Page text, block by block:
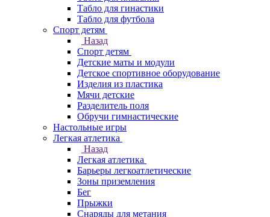
Табло для гинастики
Табло для футбола
Спорт детям
Назад
Спорт детям
Детские маты и модули
Детское спортивное оборудование
Изделия из пластика
Мячи детские
Разделитель поля
Обручи гимнастические
Настольные игры
Легкая атлетика
Назад
Легкая атлетика
Барьеры легкоатлетические
Зоны приземления
Бег
Прыжки
Снаряды для метания